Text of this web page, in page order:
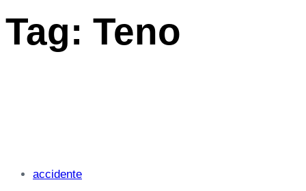
Tag: Teno
Tags accidente